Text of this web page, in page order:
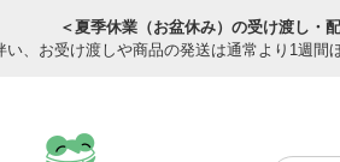
＜夏季休業（お盆休み）の受け渡し・
い、お受け渡しや商品の発送は通常より1週間